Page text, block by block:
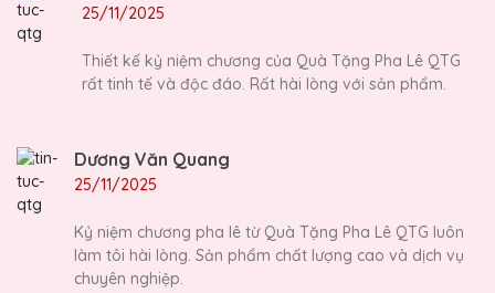
25/11/2025
Thiết kế kỷ niệm chương của Quà Tặng Pha Lê QTG
rất tinh tế và độc đáo. Rất hài lòng với sản phẩm.
Dương Văn Quang
25/11/2025
Kỷ niệm chương pha lê từ Quà Tặng Pha Lê QTG luôn
làm tôi hài lòng. Sản phẩm chất lượng cao và dịch vụ
chuyên nghiệp.